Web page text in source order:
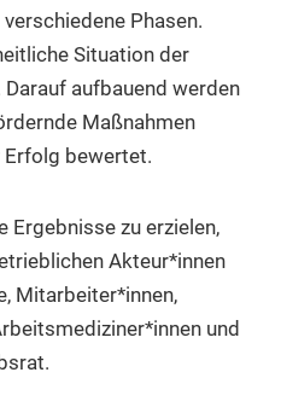
Phasen.
Situation der
aufbauend werden
Maßnahmen
bewertet.
Ergebnisse zu erzielen,
Akteur*innen
Mitarbeiter*innen,
und